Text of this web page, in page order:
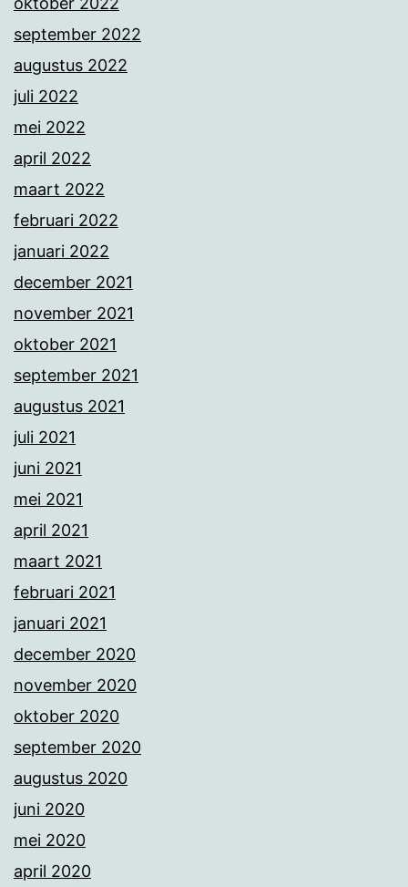
september 2022
augustus 2022
juli 2022
mei 2022
april 2022
maart 2022
februari 2022
januari 2022
december 2021
november 2021
oktober 2021
september 2021
augustus 2021
juli 2021
juni 2021
mei 2021
april 2021
maart 2021
februari 2021
januari 2021
december 2020
november 2020
oktober 2020
september 2020
augustus 2020
juni 2020
mei 2020
april 2020